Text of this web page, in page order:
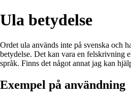
Ula betydelse
Ordet ula används inte på svenska och
betydelse. Det kan vara en felskrivning
språk. Finns det något annat jag kan
Exempel på användning